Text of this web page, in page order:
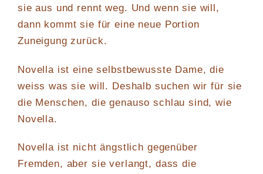
sie aus und rennt weg. Und wenn sie will,
dann kommt sie für eine neue Portion
Zuneigung zurück.
Novella ist eine selbstbewusste Dame, die
weiss was sie will. Deshalb suchen wir für sie
die Menschen, die genauso schlau sind, wie
Novella.
Novella ist nicht ängstlich gegenüber
Fremden, aber sie verlangt, dass die